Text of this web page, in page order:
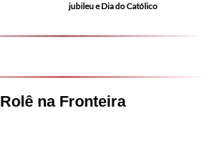
jubileu e Dia do Católico
Rolê na Fronteira